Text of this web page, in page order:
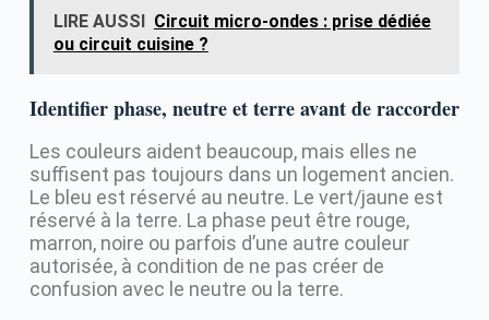
LIRE AUSSI
Circuit micro-ondes : prise dédiée
ou circuit cuisine ?
Identifier phase, neutre et terre avant de raccorder
Les couleurs aident beaucoup, mais elles ne
suffisent pas toujours dans un logement ancien.
Le bleu est réservé au neutre. Le vert/jaune est
réservé à la terre. La phase peut être rouge,
marron, noire ou parfois d’une autre couleur
autorisée, à condition de ne pas créer de
confusion avec le neutre ou la terre.